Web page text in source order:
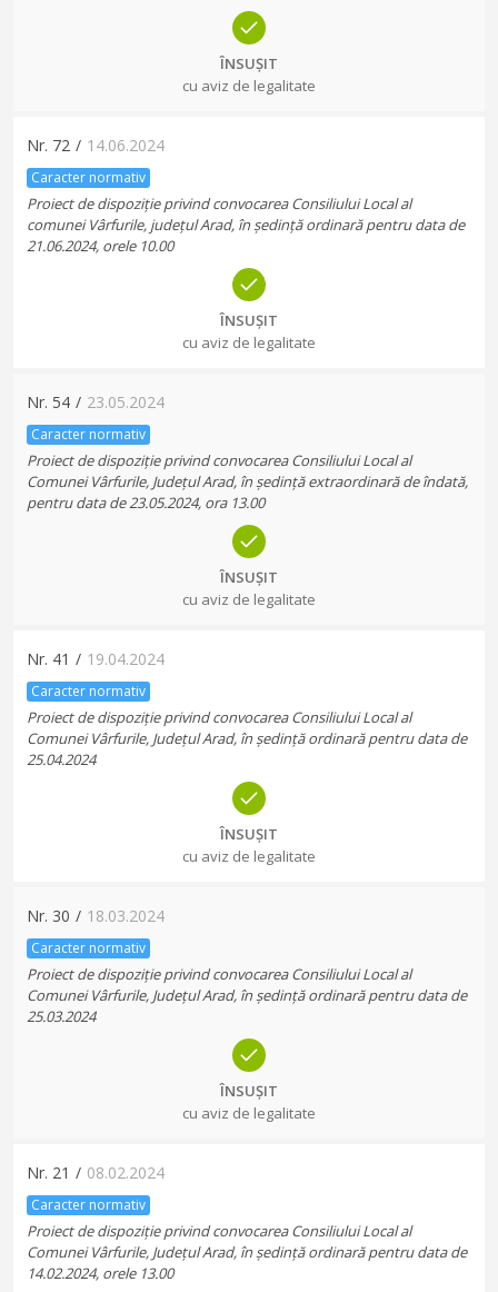
ÎNSUȘIT
cu aviz de legalitate
Nr. 72 / 14.06.2024
Caracter normativ
Proiect de dispoziție privind convocarea Consiliului Local al
comunei Vârfurile, județul Arad, în ședință ordinară pentru data de
21.06.2024, orele 10.00
ÎNSUȘIT
cu aviz de legalitate
Nr. 54 / 23.05.2024
Caracter normativ
Proiect de dispoziție privind convocarea Consiliului Local al
Comunei Vârfurile, Județul Arad, în ședință extraordinară de îndată,
pentru data de 23.05.2024, ora 13.00
ÎNSUȘIT
cu aviz de legalitate
Nr. 41 / 19.04.2024
Caracter normativ
Proiect de dispoziție privind convocarea Consiliului Local al
Comunei Vârfurile, Județul Arad, în ședință ordinară pentru data de
25.04.2024
ÎNSUȘIT
cu aviz de legalitate
Nr. 30 / 18.03.2024
Caracter normativ
Proiect de dispoziție privind convocarea Consiliului Local al
Comunei Vârfurile, Județul Arad, în ședință ordinară pentru data de
25.03.2024
ÎNSUȘIT
cu aviz de legalitate
Nr. 21 / 08.02.2024
Caracter normativ
Proiect de dispoziție privind convocarea Consiliului Local al
Comunei Vârfurile, Județul Arad, în ședință ordinară pentru data de
14.02.2024, orele 13.00